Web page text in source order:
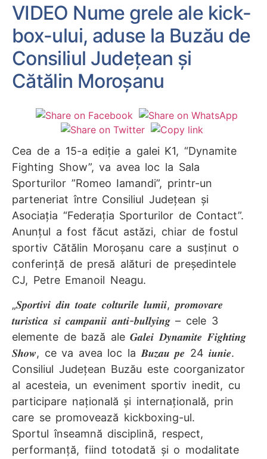
VIDEO Nume grele ale kick-
box-ului, aduse la Buzău de
Consiliul Județean și
Cătălin Moroșanu
Cea de a 15-a ediție a galei K1, “Dynamite
Fighting Show”, va avea loc la Sala
Sporturilor ”Romeo Iamandi”, printr-un
parteneriat între Consiliul Județean și
Asociaţia “Federaţia Sporturilor de Contact”.
Anunțul a fost făcut astăzi, chiar de fostul
sportiv Cătălin Moroşanu care a susținut o
conferință de presă alături de președintele
CJ, Petre Emanoil Neagu.
„𝑺𝒑𝒐𝒓𝒕𝒊𝒗𝒊 𝒅𝒊𝒏 𝒕𝒐𝒂𝒕𝒆 𝒄𝒐𝒍𝒕𝒖𝒓𝒊𝒍𝒆 𝒍𝒖𝒎𝒊𝒊, 𝒑𝒓𝒐𝒎𝒐𝒗𝒂𝒓𝒆
𝒕𝒖𝒓𝒊𝒔𝒕𝒊𝒄𝒂 𝒔𝒊 𝒄𝒂𝒎𝒑𝒂𝒏𝒊𝒊 𝒂𝒏𝒕𝒊-𝒃𝒖𝒍𝒍𝒚𝒊𝒏𝒈 – cele 3
elemente de bază ale 𝑮𝒂𝒍𝒆𝒊 𝑫𝒚𝒏𝒂𝒎𝒊𝒕𝒆 𝑭𝒊𝒈𝒉𝒕𝒊𝒏𝒈
𝑺𝒉𝒐𝒘, ce va avea loc la 𝑩𝒖𝒛𝒂𝒖 𝒑𝒆 24 𝒊𝒖𝒏𝒊𝒆.
Consiliul Județean Buzău este coorganizator
al acesteia, un eveniment sportiv inedit, cu
participare națională și internațională, prin
care se promovează kickboxing-ul.
Sportul înseamnă disciplină, respect,
performanță, fiind totodată și o modalitate